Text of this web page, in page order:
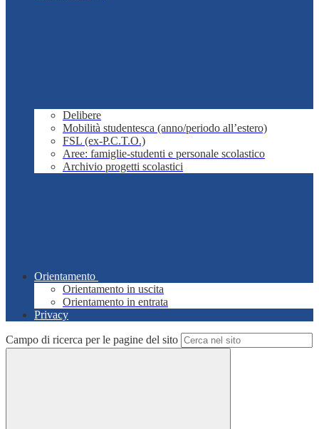
Delibere
Mobilità studentesca (anno/periodo all’estero)
FSL (ex-P.C.T.O.)
Aree: famiglie-studenti e personale scolastico
Archivio progetti scolastici
Orientamento
Orientamento in uscita
Orientamento in entrata
Privacy
Campo di ricerca per le pagine del sito